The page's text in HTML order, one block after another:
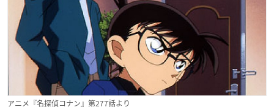
アニメ『名探偵コナン』第277話より